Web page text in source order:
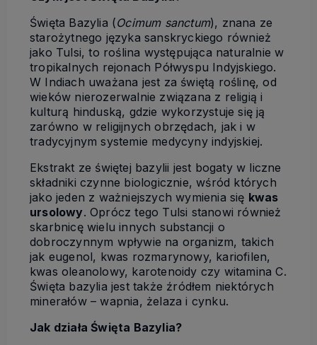
Święta Bazylia (Ocimum sanctum), znana ze
starożytnego języka sanskryckiego również
jako Tulsi, to roślina występująca naturalnie w
tropikalnych rejonach Półwyspu Indyjskiego.
W Indiach uważana jest za świętą roślinę, od
wieków nierozerwalnie związana z religią i
kulturą hinduską, gdzie wykorzystuje się ją
zarówno w religijnych obrzędach, jak i w
tradycyjnym systemie medycyny indyjskiej.
Ekstrakt ze świętej bazylii jest bogaty w liczne
składniki czynne biologicznie, wśród których
jako jeden z ważniejszych wymienia się kwas
ursolowy. Oprócz tego Tulsi stanowi również
skarbnicę wielu innych substancji o
dobroczynnym wpływie na organizm, takich
jak eugenol, kwas rozmarynowy, kariofilen,
kwas oleanolowy, karotenoidy czy witamina C.
Święta bazylia jest także źródłem niektórych
minerałów – wapnia, żelaza i cynku.
Jak działa Święta Bazylia?